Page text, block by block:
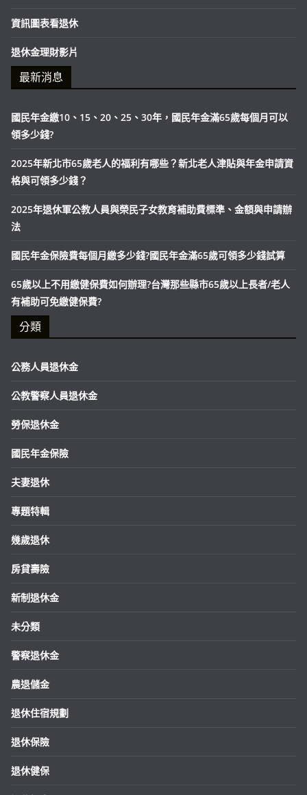
資訊圖表看退休
退休金理財影片
最新消息
國民年金繳10、15、20、25、30年，國民年金滿65歲每個月可以
領多少錢?
2025年新北市65歲老人的福利有哪些？新北老人津貼與年金申請資
格與可領多少錢？
2025年退休軍公教人員與榮民子女教育補助費標準、金額與申請辦
法
國民年金保險費每個月繳多少錢?國民年金滿65歲可領多少錢試算
65歲以上不用繳健保費如何辦理?台灣那些縣市65歲以上長者/老人
有補助可免繳健保費?
分類
公務人員退休金
公教警察人員退休金
勞保退休金
國民年金保險
夫妻退休
專題特輯
幾歲退休
房貸壽險
新制退休金
未分類
警察退休金
農退儲金
退休住宿規劃
退休保險
退休健保